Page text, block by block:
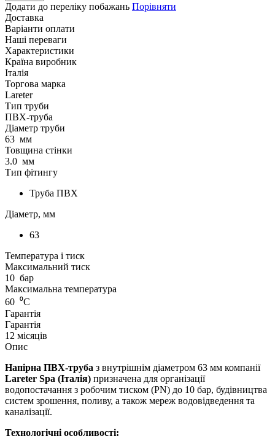
Додати до переліку побажань Порівняти
Доставка
Варіанти оплати
Наші переваги
Характеристики
Країна виробник
Італія
Торгова марка
Lareter
Тип труби
ПВХ-труба
Діаметр труби
63 мм
Товщина стінки
3.0 мм
Тип фітингу
Труба ПВХ
Діаметр, мм
63
Температура і тиск
Максимальний тиск
10 бар
Максимальна температура
60 ⁰С
Гарантія
Гарантія
12 місяців
Опис
Напірна ПВХ-труба з внутрішнім діаметром 63 мм компанії
Lareter Spa (Італія) призначена для організації
водопостачання з робочим тиском (PN) до 10 бар, будівництва
систем зрошення, поливу, а також мереж водовідведення та
каналізації.
Технологічні особливості: